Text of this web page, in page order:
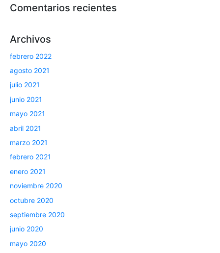
Comentarios recientes
Archivos
febrero 2022
agosto 2021
julio 2021
junio 2021
mayo 2021
abril 2021
marzo 2021
febrero 2021
enero 2021
noviembre 2020
octubre 2020
septiembre 2020
junio 2020
mayo 2020